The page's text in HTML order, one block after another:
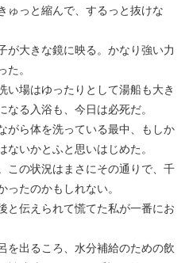
っと縮んで、するっと抜けな
大きな鏡に映る。かなり強い力
た。
場はゆったりとして湯船も大き
る入浴も、今日は必死だ。
ら体を洗っている最中、もしか
ないかとふと思いはじめた。
の状況はまさにその通りで、千
たのかもしれない。
伝えられて慌てた私が一番にお
出るころ、水分補給のための飲